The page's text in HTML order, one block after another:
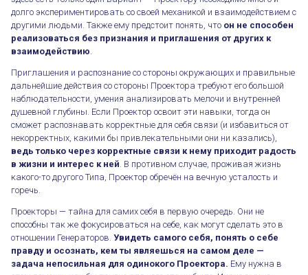
долго экспериментировать со своей механикой и взаимодействием с
другими людьми. Также ему предстоит понять, что он не способен
реализоваться без признания и приглашения от других к
взаимодействию
Приглашения и распознание со стороны окружающих и правильные
дальнейшие действия со стороны Проектора требуют его большой
наблюдательности, умения анализировать мелочи и внутренней
душевной глубины. Если Проектор освоит эти навыки, тогда он
сможет распознавать корректные для себя связи (и избавиться от
некорректных, какими бы привлекательными они ни казались),
ведь только через корректные связи к нему приходит радость
в жизни и интерес к ней . В противном случае, проживая жизнь
какого-то другого Типа, Проектор обречён на вечную усталость и
горечь.
Проекторы — тайна для самих себя в первую очередь. Они не
способны так же фокусироваться на себе, как могут сделать это в
отношении Генераторов. Увидеть самого себя, понять о себе
правду и осознать, кем ты являешься на самом деле —
задача непосильная для одинокого Проектора. Ему нужна в